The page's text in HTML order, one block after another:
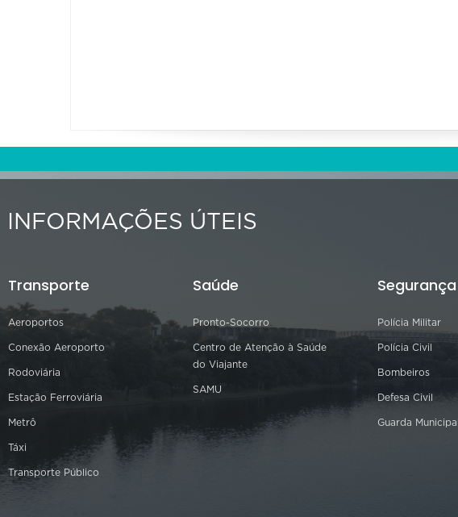
INFORMAÇÕES ÚTEIS
Transporte
Aeroportos
Conexão Aeroporto
Rodoviária
Estação Ferroviária
Metrô
Táxi
Transporte Público
Saúde
Pronto-Socorro
Centro de Atenção à Saúde
do Viajante
SAMU
Segurança
Polícia Militar
Polícia Civil
Bombeiros
Defesa Civil
Guarda Municipal